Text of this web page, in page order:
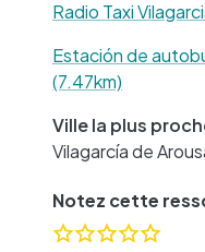
Radio Taxi
Estación de
(7.47km)
Ville la plus
Vilagarcía de
Notez cette